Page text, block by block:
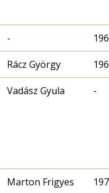
-
Rácz György
Vadász Gyula -
Marton Frigyes